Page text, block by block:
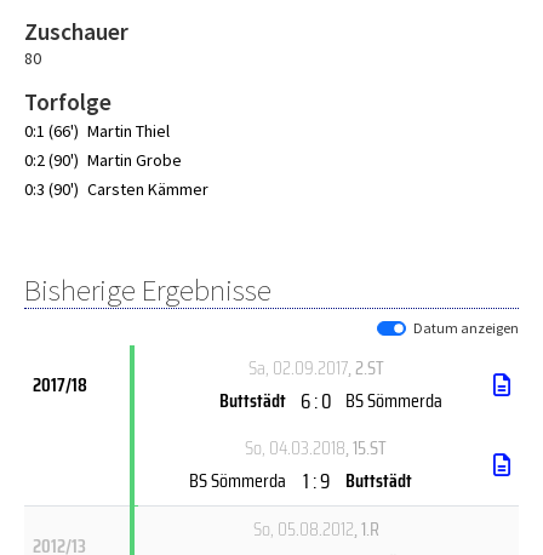
Zuschauer
80
Torfolge
0:1 (66') Martin Thiel
0:2 (90') Martin Grobe
0:3 (90') Carsten Kämmer
Bisherige Ergebnisse
Datum anzeigen
2017/18
Sa, 02.09.2017, 2.ST
Buttstädt 6 : 0 BS Sömmerda
So, 04.03.2018, 15.ST
BS Sömmerda 1 : 9 Buttstädt
2012/13
So, 05.08.2012, 1.R